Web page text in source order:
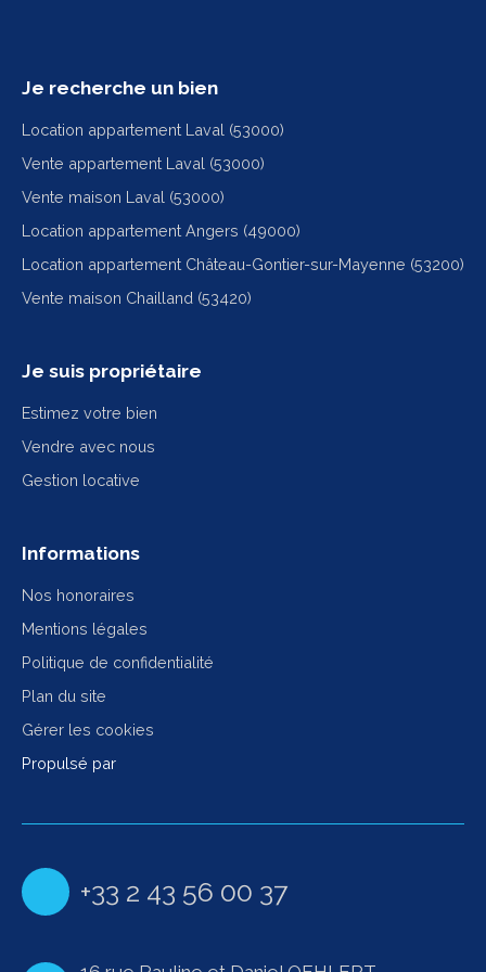
Je recherche un bien
Location appartement Laval (53000)
Vente appartement Laval (53000)
Vente maison Laval (53000)
Location appartement Angers (49000)
Location appartement Château-Gontier-sur-Mayenne (53200)
Vente maison Chailland (53420)
Je suis propriétaire
Estimez votre bien
Vendre avec nous
Gestion locative
Informations
Nos honoraires
Mentions légales
Politique de confidentialité
Plan du site
Gérer les cookies
Propulsé par
+33 2 43 56 00 37